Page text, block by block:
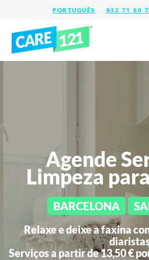
932 71 60
Agende
Limpeza
BARCELONA
Relaxe e deixe a faxina
Serviços a partir de 13,50 €